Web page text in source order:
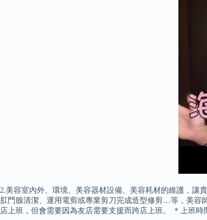
2.美容室內外、環境、美容器材設備、美容耗材的維護，讓
肛門腺清潔、運用電剪或專業剪刀完成造型修剪…等，美容
店上班，但會需要因為友店需要支援而跨店上班。 ＊上班